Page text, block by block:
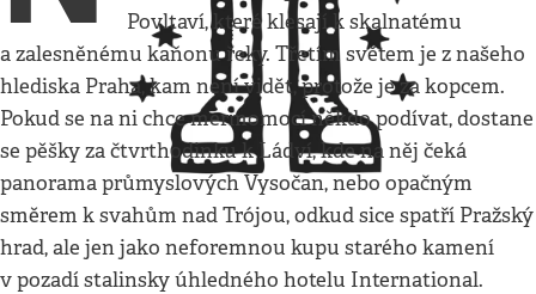
Povltaví, které klesají k skalnatému
a zalesněnému kaňonu řeky. Třetím světem je z našeho
hlediska Praha, kam není vidět, protože je za kopcem.
Pokud se na ni chce mermomocí někdo podívat, dostane
se pěšky za čtvrthodinku k Ládví, kde na něj čeká
panorama průmyslových Vysočan, nebo opačným
směrem k svahům nad Trójou, odkud sice spatří Pražský
hrad, ale jen jako neforemnou kupu starého kamení
v pozadí stalinsky úhledného hotelu International.